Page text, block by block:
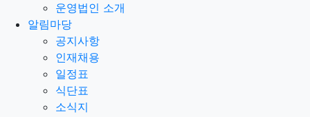
운영법인 소개
알림마당
공지사항
인재채용
일정표
식단표
소식지